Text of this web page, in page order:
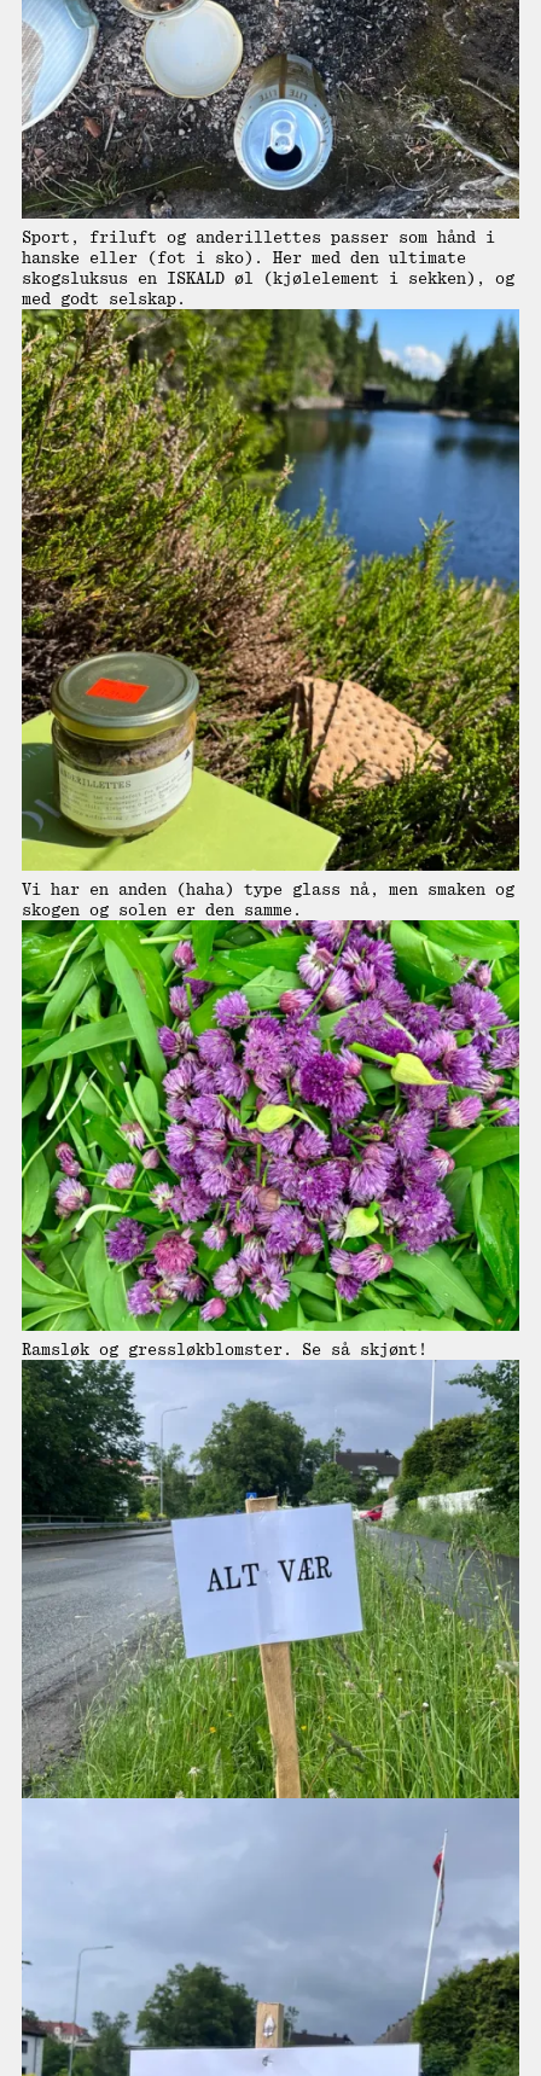
Sport, friluft og anderillettes passer som hånd i
hanske eller (fot i sko). Her med den ultimate
skogsluksus en ISKALD øl (kjølelement i sekken), og
med godt selskap.
Vi har en anden (haha) type glass nå, men smaken og
skogen og solen er den samme.
Ramsløk og gressløkblomster. Se så skjønt!